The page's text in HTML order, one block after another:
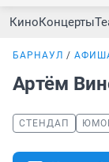
КиноКонцерты
БАРНАУЛ
Артём
СТЕНДАП